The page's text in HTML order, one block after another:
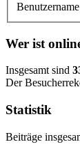
Wer ist
Insgesamt sind
Der
Statistik
Beiträge